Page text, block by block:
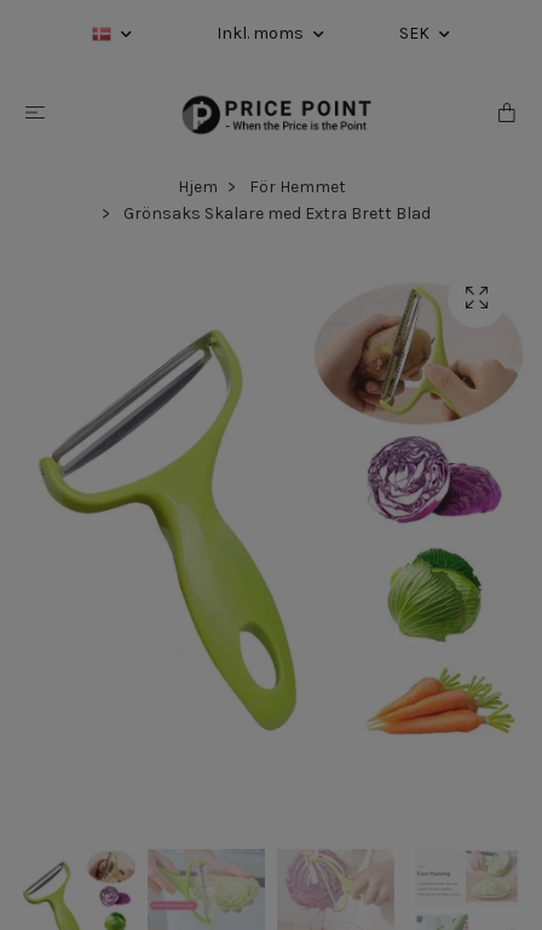
Inkl. moms SEK
Hjem
För Hemmet
Grönsaks Skalare med Extra Brett Blad